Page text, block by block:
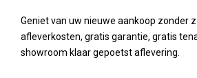
Geniet van uw nieuwe aankoop zonder
afleverkosten, gratis garantie, gratis
showroom klaar gepoetst aflevering.